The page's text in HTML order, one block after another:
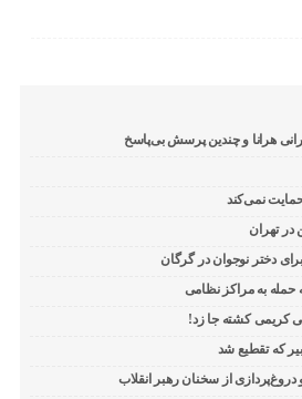
هرانا و چندین پرسش بی‌پاسخ
نمی‌کند
در تهران
دختر نوجوان در گرگان
حمله به مراکز نظامی
کریمی کشته جا زد!
که تقطیع شد
از سخنان رهبر انقلاب